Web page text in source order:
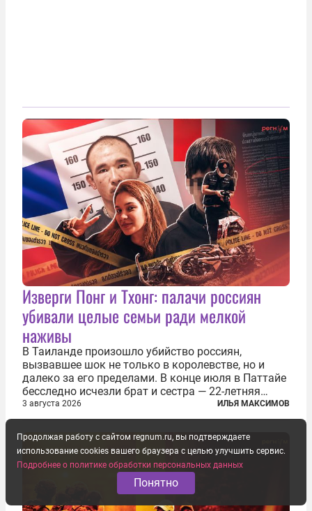
Изверги Понг и Тхонг: палачи россиян
убивали целые семьи ради мелкой
наживы
В Таиланде произошло убийство россиян,
вызвавшее шок не только в королевстве, но и
далеко за его пределами. В конце июля в Паттайе
бесследно исчезли брат и сестра — 22-летняя
Диана Назимова и 17-летний Роман Назимов.
Семья потеряла связь с детьми после того, как те
выехали из дома на арендованном...
3 августа 2026 ИЛЬЯ МАКСИМОВ
Продолжая работу с сайтом regnum.ru, вы подтверждаете
использование cookies вашего браузера с целью улучшить сервис.
Подробнее о политике обработки персональных данных
Понятно